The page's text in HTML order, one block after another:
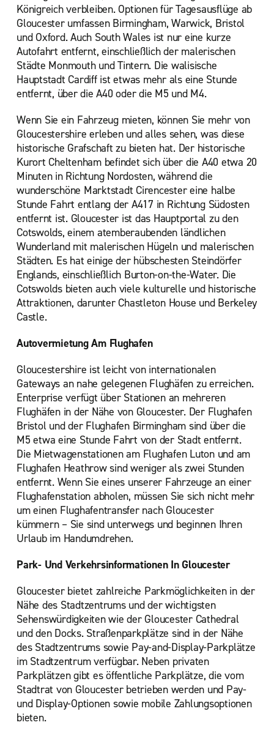
Königreich verbleiben. Optionen für Tagesausflüge ab
Gloucester umfassen Birmingham, Warwick, Bristol
und Oxford. Auch South Wales ist nur eine kurze
Autofahrt entfernt, einschließlich der malerischen
Städte Monmouth und Tintern. Die walisische
Hauptstadt Cardiff ist etwas mehr als eine Stunde
entfernt, über die A40 oder die M5 und M4.
Wenn Sie ein Fahrzeug mieten, können Sie mehr von
Gloucestershire erleben und alles sehen, was diese
historische Grafschaft zu bieten hat. Der historische
Kurort Cheltenham befindet sich über die A40 etwa 20
Minuten in Richtung Nordosten, während die
wunderschöne Marktstadt Cirencester eine halbe
Stunde Fahrt entlang der A417 in Richtung Südosten
entfernt ist. Gloucester ist das Hauptportal zu den
Cotswolds, einem atemberaubenden ländlichen
Wunderland mit malerischen Hügeln und malerischen
Städten. Es hat einige der hübschesten Steindörfer
Englands, einschließlich Burton-on-the-Water. Die
Cotswolds bieten auch viele kulturelle und historische
Attraktionen, darunter Chastleton House und Berkeley
Castle.
Autovermietung Am Flughafen
Gloucestershire ist leicht von internationalen
Gateways an nahe gelegenen Flughäfen zu erreichen.
Enterprise verfügt über Stationen an mehreren
Flughäfen in der Nähe von Gloucester. Der Flughafen
Bristol und der Flughafen Birmingham sind über die
M5 etwa eine Stunde Fahrt von der Stadt entfernt.
Die Mietwagenstationen am Flughafen Luton und am
Flughafen Heathrow sind weniger als zwei Stunden
entfernt. Wenn Sie eines unserer Fahrzeuge an einer
Flughafenstation abholen, müssen Sie sich nicht mehr
um einen Flughafentransfer nach Gloucester
kümmern – Sie sind unterwegs und beginnen Ihren
Urlaub im Handumdrehen.
Park- Und Verkehrsinformationen In Gloucester
Gloucester bietet zahlreiche Parkmöglichkeiten in der
Nähe des Stadtzentrums und der wichtigsten
Sehenswürdigkeiten wie der Gloucester Cathedral
und den Docks. Straßenparkplätze sind in der Nähe
des Stadtzentrums sowie Pay-and-Display-Parkplätze
im Stadtzentrum verfügbar. Neben privaten
Parkplätzen gibt es öffentliche Parkplätze, die vom
Stadtrat von Gloucester betrieben werden und Pay-
und Display-Optionen sowie mobile Zahlungsoptionen
bieten.